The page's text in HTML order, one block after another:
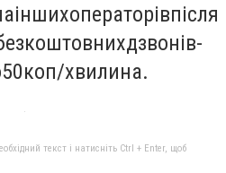
іншихоператорівпісля
дзвонів-
50коп/хвилина.
текст і натисніть Ctrl + Enter, щоб